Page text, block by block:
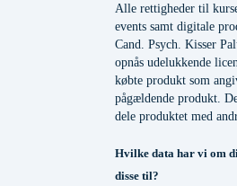
Alle rettigheder til
events samt digitale
Cand. Psych. Kisser
opnås udelukkende
købte produkt som
pågældende produkt.
dele produktet med
Hvilke data har vi om
disse til?